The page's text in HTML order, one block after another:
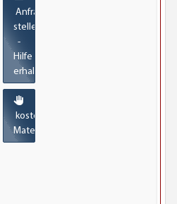
Anfrage
stellen
-
Hilfe
erhalten
kostenlose
Materialmuster